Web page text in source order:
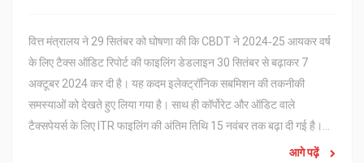
वित्त मंत्रालय ने 29 सितंबर को घोषणा की कि CBDT ने 2024‑25 आयकर वर्ष
के लिए टैक्स ऑडिट रिपोर्ट की फाइलिंग डेडलाइन 30 सितंबर से बढ़ाकर 7
अक्टूबर 2024 कर दी है। यह कदम इलेक्ट्रॉनिक सबमिशन की तकनीकी
समस्याओं को देखते हुए लिया गया है। साथ ही कॉर्पोरेट और ऑडिट वाले
टैक्सपेयर्स के लिए ITR फाइलिंग की अंतिम तिथि 15 नवंबर तक बढ़ा दी गई है।
विस्तार से पढ़ें कि किन वर्गों को यह राहत मिलेगी और क्या नए नियम हैं।आगे पढ़ें